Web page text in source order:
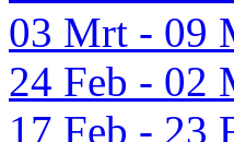
03 Mrt - 09
24 Feb - 02
17 Feb - 23